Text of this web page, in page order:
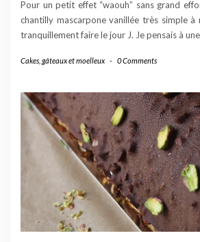
Pour un petit effet “waouh” sans grand
chantilly mascarpone vanillée très simple à
tranquillement faire le jour J. Je pensais à une
Cakes, gâteaux et moelleux - 0 Comments